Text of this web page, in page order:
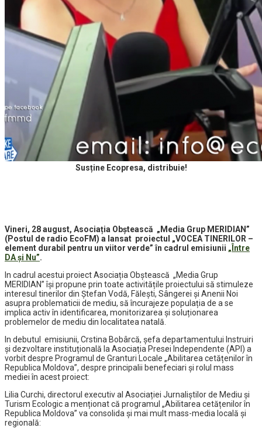
Susține Ecopresa, distribuie!
Vineri, 28 august, Asociația Obștească „Media Grup MERIDIAN”
(Postul de radio EcoFM) a lansat proiectul „VOCEA TINERILOR –
element durabil pentru un viitor verde” în cadrul emisiunii „Între
DA și Nu”.
In cadrul acestui proiect Asociația Obștească „Media Grup
MERIDIAN” își propune prin toate activitățile proiectului să stimuleze
interesul tinerilor din Ștefan Vodă, Fălești, Sângerei și Anenii Noi
asupra problematicii de mediu, să încurajeze populația de a se
implica activ în identificarea, monitorizarea și soluționarea
problemelor de mediu din localitatea natală.
In debutul emisiunii, Crstina Bobârcă, șefa departamentului Instruiri
și dezvoltare instituțională la Asociația Presei Independente (API) a
vorbit despre Programul de Granturi Locale „Abilitarea cetățenilor în
Republica Moldova”, despre principalii benefeciari și rolul mass
mediei în acest proiect:
Lilia Curchi, directorul executiv al Asociației Jurnaliștilor de Mediu și
Turism Ecologic a menționat că programul „Abilitarea cetățenilor în
Republica Moldova” va consolida și mai mult mass-media locală și
regională: